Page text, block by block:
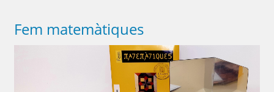
Fem matemàtiques